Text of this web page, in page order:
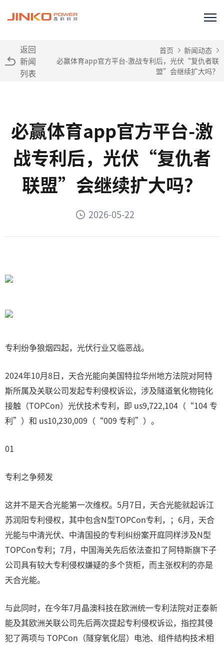
返回
新闻
列表
首页
新闻动态
必赢体育app官方平台-激战专利后，光伏“复仇者联
盟”会继续扩大吗？
必赢体育app官方平台-激
战专利后，光伏“复仇者
联盟”会继续扩大吗？
2026-05-22
专利纷争狼烟四起，光伏行业又临恶战。
2024年10月8日，天合光能向美国特拉华州地方法院对阿特
斯所属及关联公司发起专利侵权诉讼，涉及隧道氧化物钝化
接触（TOPCon）光伏技术专利，即 us9,722,104（“104 专
利”）和 us10,230,009（“009 专利”）。
01
专利之争频发
这并不是天合光能第一次维权。5月7日，天合光能就起诉江
苏润阳专利侵权，其中包含N型TOPCon专利，；6月，天合
光能与中清光伏、中清国投的专利纠纷案开庭同样涉及N型
TOPCon专利；7月，中国海关先后依法查扣了阿特斯旗下子
公司具有较大专利侵权嫌疑的多个货柜，而主张权利的亦是
天合光能。
与此同时，在今年7月晶澳科技在欧洲统一专利法院对正泰新
能及其欧洲关联公司先后两次提起专利侵权诉讼，指控其侵
犯了两项与 TOPCon（隧穿氧化层）电池、组件结构技术相